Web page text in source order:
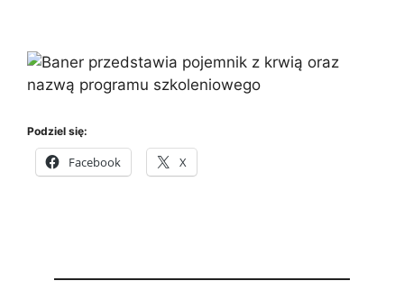
Podziel się:
Facebook X